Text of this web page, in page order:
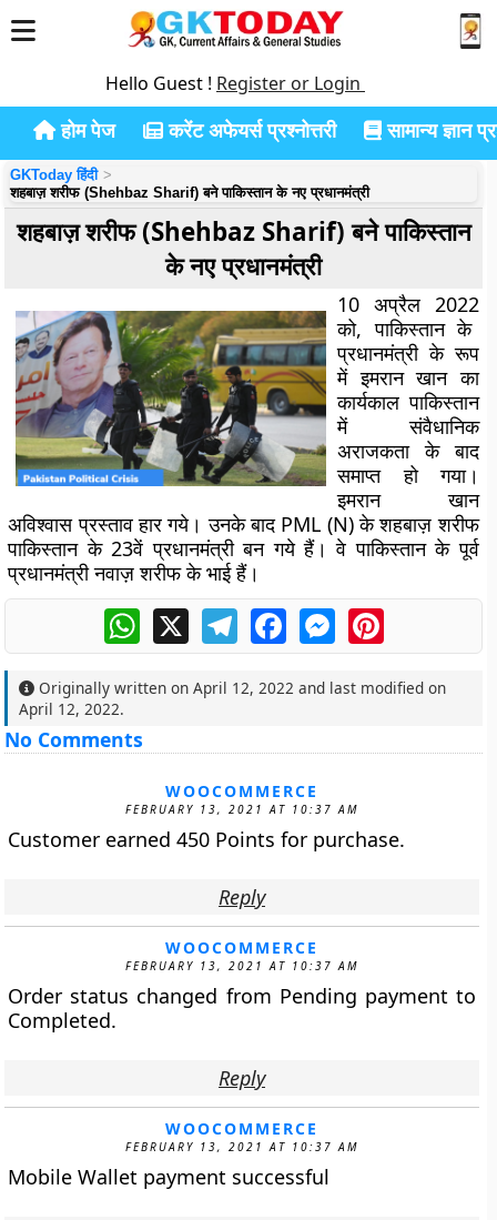
Hello Guest ! Register or Login
होम पेज करेंट अफेयर्स प्रश्नोत्तरी सामान्य ज्ञान
GKToday हिंदी
शहबाज़ शरीफ (Shehbaz Sharif) बने पाकिस्तान के नए प्रधानमंत्री
शहबाज़ शरीफ (Shehbaz Sharif) बने पाकिस्तान
के नए प्रधानमंत्री
10 अप्रैल 2022
को, पाकिस्तान के
प्रधानमंत्री के रूप
में इमरान खान का
कार्यकाल पाकिस्तान
में संवैधानिक
अराजकता के बाद
समाप्त हो गया।
इमरान खान
अविश्वास प्रस्ताव हार गये। उनके बाद PML (N) के शहबाज़ शरीफ
पाकिस्तान के 23वें प्रधानमंत्री बन गये हैं। वे पाकिस्तान के पूर्व
प्रधानमंत्री नवाज़ शरीफ के भाई हैं।
WhatsApp
X TelegramFacebookMessengerPinterest
Originally written onApril 12, 2022 and last modified on
April 12, 2022.
No Comments
WOOCOMMERCE
FEBRUARY 13, 2021 AT 10:37 AM
Customer earned 450 Points for purchase.
Reply
WOOCOMMERCE
FEBRUARY 13, 2021 AT 10:37 AM
Order status changed from Pending payment to
Completed.
Reply
WOOCOMMERCE
FEBRUARY 13, 2021 AT 10:37 AM
Mobile Wallet payment successful